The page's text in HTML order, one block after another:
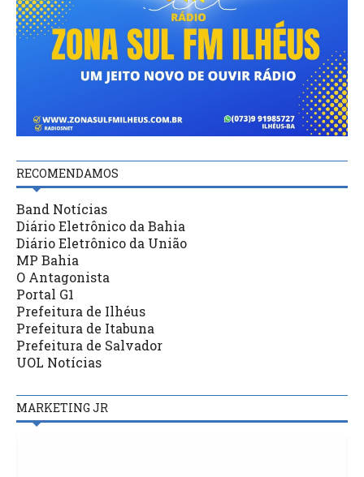
RECOMENDAMOS
Band Notícias
Diário Eletrônico da Bahia
Diário Eletrônico da União
MP Bahia
O Antagonista
Portal G1
Prefeitura de Ilhéus
Prefeitura de Itabuna
Prefeitura de Salvador
UOL Notícias
MARKETING JR